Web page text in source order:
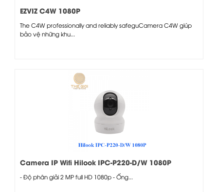
EZVIZ C4W 1080P
The C4W professionally and reliably safeguCamera C4W giúp
bảo vệ những khu...
Camera IP Wifi Hilook IPC-P220-D/W 1080P
- Độ phân giải 2 MP full HD 1080p - Ống...